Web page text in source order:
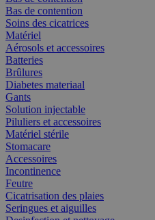
Bas de contention
Soins des cicatrices
Matériel
Aérosols et accessoires
Batteries
Brûlures
Diabetes materiaal
Gants
Solution injectable
Piluliers et accessoires
Matériel stérile
Stomacare
Accessoires
Incontinence
Feutre
Cicatrisation des plaies
Seringues et aiguilles